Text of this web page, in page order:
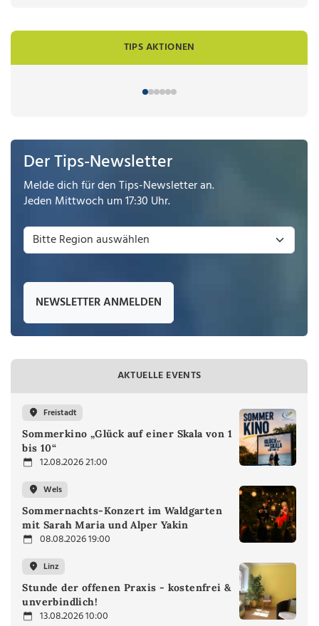
TIPS AKTIONEN
Der Tips-Newsletter
Melde dich für den Tips-Newsletter an.
Jeden Mittwoch um 17:30 Uhr.
NEWSLETTER ANMELDEN
AKTUELLE EVENTS
Freistadt
Sommerkino „Glück auf einer Skala von 1
bis 10“
12.08.2026 21:00
Wels
Sommernachts-Konzert im Waldgarten
mit Sarah Maria und Alper Yakin
08.08.2026 19:00
Linz
Stunde der offenen Praxis - kostenfrei &
unverbindlich!
13.08.2026 10:00